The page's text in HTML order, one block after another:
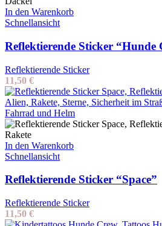
In den Warenkorb
Schnellansicht
Reflektierende Sticker “Hunde
Reflektierende Sticker
11,50 €
In den Warenkorb
Schnellansicht
Reflektierende Sticker “Space”
Reflektierende Sticker
11,50 €